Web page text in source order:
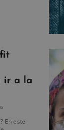
ir a la
En este